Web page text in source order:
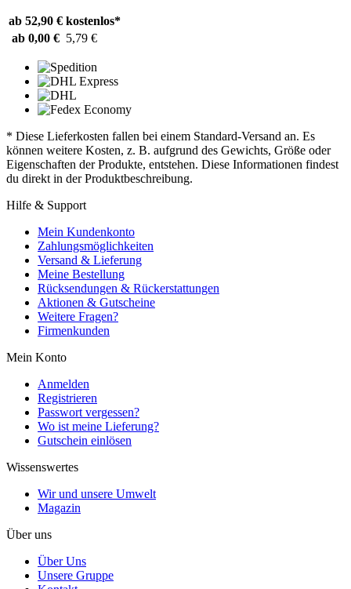
ab 52,90 € kostenlos*
ab 0,00 € 5,79 €
* Diese Lieferkosten fallen bei einem Standard-Versand an. Es
können weitere Kosten, z. B. aufgrund des Gewichts, Größe oder
Eigenschaften der Produkte, entstehen. Diese Informationen findest
du direkt in der Produktbeschreibung.
Hilfe & Support
Mein Kundenkonto
Zahlungsmöglichkeiten
Versand & Lieferung
Meine Bestellung
Rücksendungen & Rückerstattungen
Aktionen & Gutscheine
Weitere Fragen?
Firmenkunden
Mein Konto
Anmelden
Registrieren
Passwort vergessen?
Wo ist meine Lieferung?
Gutschein einlösen
Wissenswertes
Wir und unsere Umwelt
Magazin
Über uns
Über Uns
Unsere Gruppe